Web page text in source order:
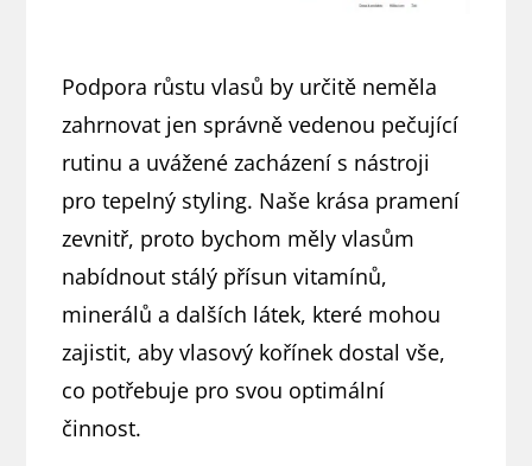
Podpora růstu vlasů by určitě neměla
zahrnovat jen správně vedenou pečující
rutinu a uvážené zacházení s nástroji
pro tepelný styling. Naše krása pramení
zevnitř, proto bychom měly vlasům
nabídnout stálý přísun vitamínů,
minerálů a dalších látek, které mohou
zajistit, aby vlasový kořínek dostal vše,
co potřebuje pro svou optimální
činnost.